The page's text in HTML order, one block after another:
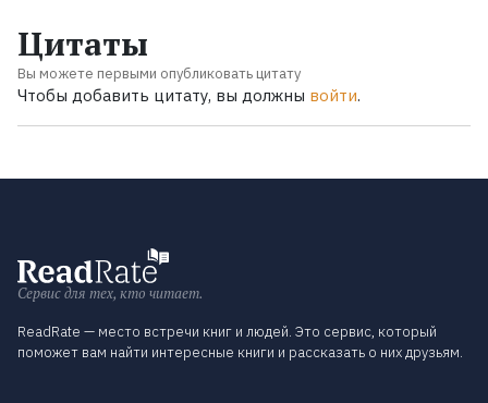
Цитаты
Вы можете первыми опубликовать цитату
Чтобы добавить цитату, вы должны войти.
Сервис для тех, кто читает.
ReadRate — место встречи книг и людей. Это сервис, который
поможет вам найти интересные книги и рассказать о них друзьям.